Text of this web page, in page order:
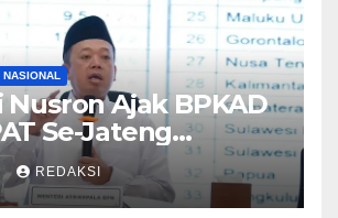
NASIONAL
Ajak BPKAD
Se-Jateng
Sinergi Wujudkan
Layanan
REDAKSI